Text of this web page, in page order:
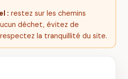
: restez sur les chemins
déchet, évitez de
la tranquillité du site.